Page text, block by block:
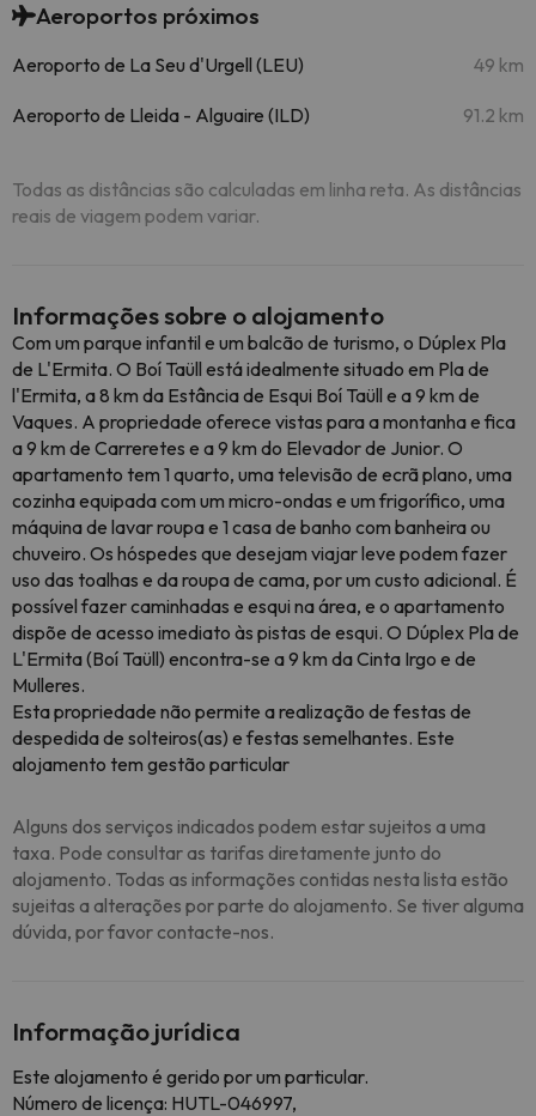
Aeroportos próximos
Aeroporto de La Seu d'Urgell (LEU) 49 km
Aeroporto de Lleida - Alguaire (ILD) 91.2 km
Todas as distâncias são calculadas em linha reta. As distâncias
reais de viagem podem variar.
Informações sobre o alojamento
Com um parque infantil e um balcão de turismo, o Dúplex Pla
de L'Ermita. O Boí Taüll está idealmente situado em Pla de
l'Ermita, a 8 km da Estância de Esqui Boí Taüll e a 9 km de
Vaques. A propriedade oferece vistas para a montanha e fica
a 9 km de Carreretes e a 9 km do Elevador de Junior. O
apartamento tem 1 quarto, uma televisão de ecrã plano, uma
cozinha equipada com um micro-ondas e um frigorífico, uma
máquina de lavar roupa e 1 casa de banho com banheira ou
chuveiro. Os hóspedes que desejam viajar leve podem fazer
uso das toalhas e da roupa de cama, por um custo adicional. É
possível fazer caminhadas e esqui na área, e o apartamento
dispõe de acesso imediato às pistas de esqui. O Dúplex Pla de
L'Ermita (Boí Taüll) encontra-se a 9 km da Cinta Irgo e de
Mulleres.
Esta propriedade não permite a realização de festas de
despedida de solteiros(as) e festas semelhantes. Este
alojamento tem gestão particular
Alguns dos serviços indicados podem estar sujeitos a uma
taxa. Pode consultar as tarifas diretamente junto do
alojamento. Todas as informações contidas nesta lista estão
sujeitas a alterações por parte do alojamento. Se tiver alguma
dúvida, por favor contacte-nos.
Informação jurídica
Este alojamento é gerido por um particular.
Número de licença: HUTL-046997,